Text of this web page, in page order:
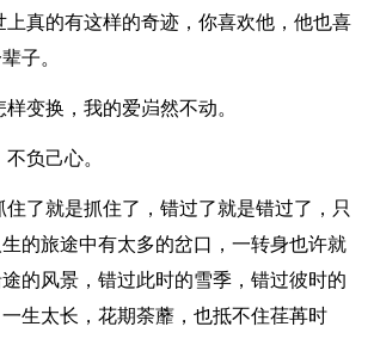
上真的有这样的奇迹，你喜欢他，他也喜
子。
样变换，我的爱岿然不动。
负己心。
住了就是抓住了，错过了就是错过了，只
的旅途中有太多的岔口，一转身也许就
的风景，错过此时的雪季，错过彼时的
生太长，花期荼蘼，也抵不住荏苒时